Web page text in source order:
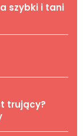
szybki i tani
trujący?